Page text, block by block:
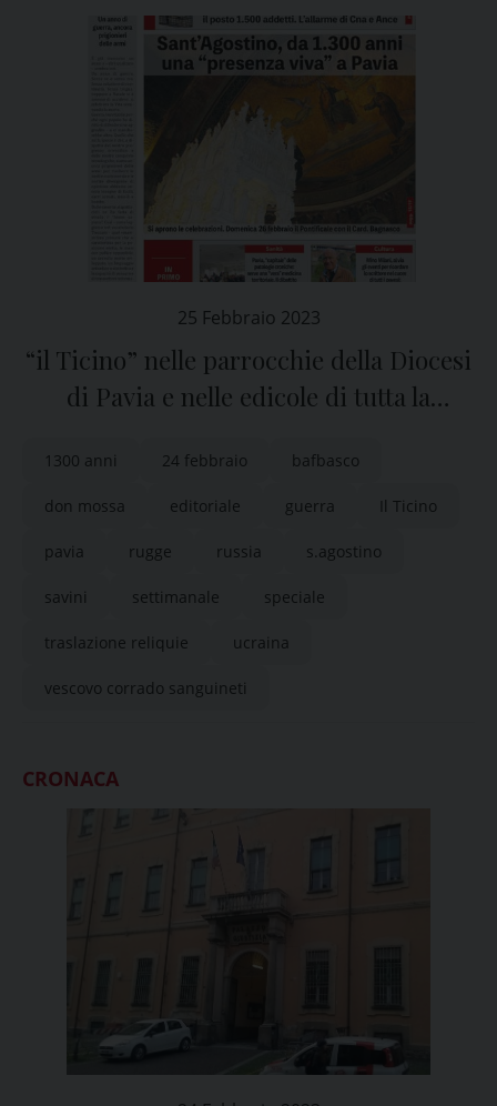
25 Febbraio 2023
“il Ticino” nelle parrocchie della Diocesi
di Pavia e nelle edicole di tutta la
1300 anni 24 febbraio bafbasco
don mossa editoriale guerra Il Ticino
pavia rugge russia s.agostino
savini settimanale speciale
traslazione reliquie ucraina
vescovo corrado sanguineti
CRONACA